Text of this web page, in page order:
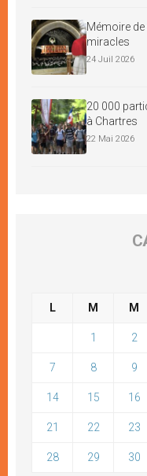
Mémoire
miracles
24 Juil 2026
20 000
à Chartres
22 Mai 2026
L M M
1 2
7 8 9
14 15 16
21 22 23
28 29 30